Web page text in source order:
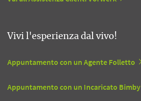
Vivi l'esperienza dal vivo!
Appuntamento con un Agente Folletto
Appuntamento con un Incaricato Bimby